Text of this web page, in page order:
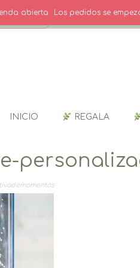
· CONTACTO · INICIO
INICIO REGALA
abierta · Los pedidos se